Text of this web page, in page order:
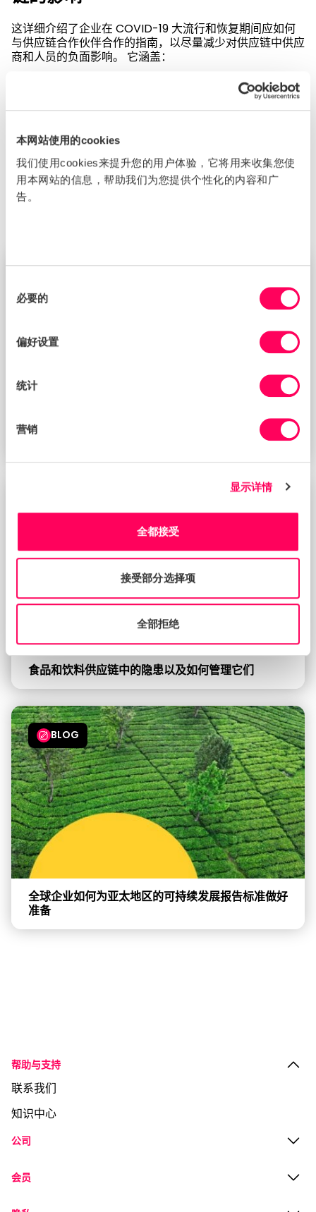
本网站使用的cookies
我们使用cookies来提升您的用户体验，它将用来收集您使
用本网站的信息，帮助我们为您提供个性化的内容和广
告。
必要的
偏好设置
统计
营销
显示详情
全都接受
接受部分选择项
全部拒绝
这详细介绍了企业在 COVID-19 大流行和恢复期间应如何
与供应链合作伙伴合作的指南，以尽量减少对供应链中供应
商和人员的负面影响。 它涵盖：
您可以访问有关COVID-19的进一步阅读和外部资源。
食品和饮料供应链中的隐患以及如何管理它们
BLOG
全球企业如何为亚太地区的可持续发展报告标准做好
准备
帮助与支持
联系我们
知识中心
公司
会员